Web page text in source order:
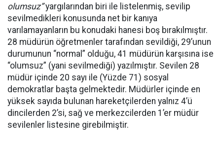
olumsuz”yargılarından biri ile listelenmiş, sevilip
sevilmedikleri konusunda net bir kanıya
varılamayanların bu konudaki hanesi boş bırakılmıştır.
28 müdürün öğretmenler tarafından sevildiği, 29’unun
durumunun “normal” olduğu, 41 müdürün karşısına ise
“olumsuz” (yani sevilmediği) yazılmıştır. Sevilen 28
müdür içinde 20 sayı ile (Yüzde 71) sosyal
demokratlar başta gelmektedir. Müdürler içinde en
yüksek sayıda bulunan hareketçilerden yalnız 4’ü
dincilerden 2’si, sağ ve merkezcilerden 1’er müdür
sevilenler listesine girebilmiştir.